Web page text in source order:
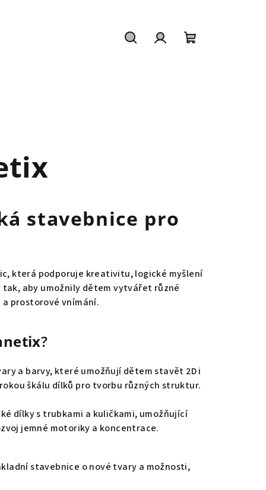
stavebnice pro
která podporuje kreativitu, logické myšlení
aby umožnily dětem vytvářet různé
prostorové vnímání.
?
a barvy, které umožňují dětem stavět 2D i
škálu dílků pro tvorbu různých struktur.
dílky s trubkami a kuličkami, umožňující
jemné motoriky a koncentrace.
stavebnice o nové tvary a možnosti,